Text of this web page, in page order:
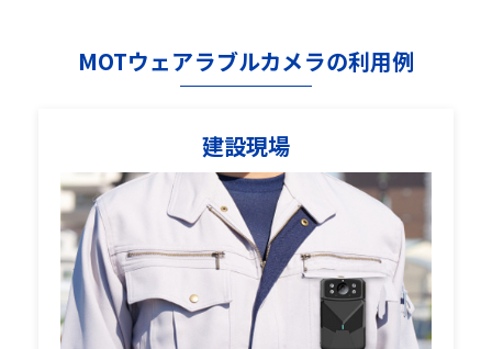
MOTウェアラブルカメラの利用例
建設現場